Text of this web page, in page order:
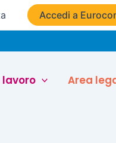
Accedi a
lavoro Area